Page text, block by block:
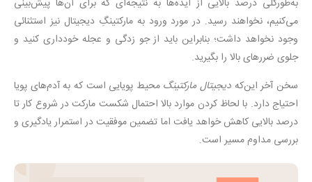
به‌طورکلی درصد بالایی از ایده‌ها به نتیجه‌ای که برای آن‌ها پیش‌بینی
می‌کنیم، نخواهند رسید. در مورد ورود به مارکتینگِ دیجیتال نیز استثنائی
وجود نخواهد داشت؛ بنابراین باید از جو زدگی و عجله خودداری کنید و
جلوی ضررهای بالا را بگیرید.
سخن آخر این‌که دیجیتال مارکتینگمحیط پویایی است که به آدم‌های پویا
احتیاج دارد. با لحاظ کردن موارد بالا احتمال شکست مارکت در شروع کار تا
درصد بالایی کاهش خواهد یافت اما تضمین موفقیت در استمرار یادگیری و
بررسی مداوم مسیر است.